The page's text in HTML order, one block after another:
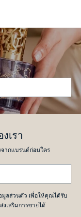
เรา
ากแบรนด์ก่อนใคร
มูลส่วนตัว เพื่อให้คุณได้รับ
เสริมการขายได้